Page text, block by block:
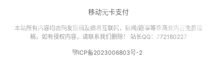
移动无卡支付
本站所有内容均由网友投稿及摘自互联网，新闻/趣事等非商业内容免费投
稿，如有侵权内容，请联系我们删除！ 站长QQ：772180227
鄂ICP备2023006803号-2